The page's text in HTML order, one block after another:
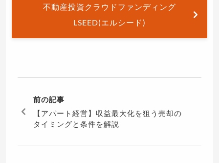
不動産投資クラウドファンディング
LSEED(エルシード)
前の記事
【アパート経営】収益最大化を狙う売却の
タイミングと条件を解説